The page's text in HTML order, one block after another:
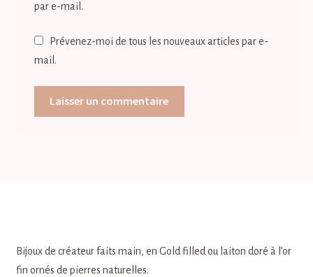
par e-mail.
Prévenez-moi de tous les nouveaux articles par e-
mail.
Bijoux de créateur faits main, en Gold filled ou laiton doré à l’or
fin ornés de pierres naturelles.